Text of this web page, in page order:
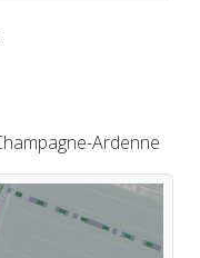
Ardenne